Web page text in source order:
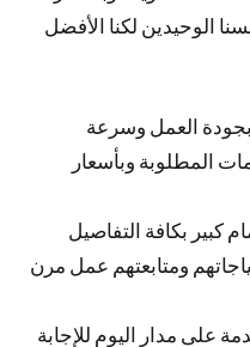
الوحيدين لكنا الأفضل
العمل وسرعة
المطلوبة وبأسعار
كبير بكافة التفاصيل
ومتابعتهم عمل مرن
على مدار اليوم للإجابة